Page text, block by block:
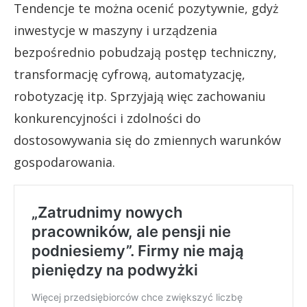
Tendencje te można ocenić pozytywnie, gdyż
inwestycje w maszyny i urządzenia
bezpośrednio pobudzają postęp techniczny,
transformację cyfrową, automatyzację,
robotyzację itp. Sprzyjają więc zachowaniu
konkurencyjności i zdolności do
dostosowywania się do zmiennych warunków
gospodarowania.